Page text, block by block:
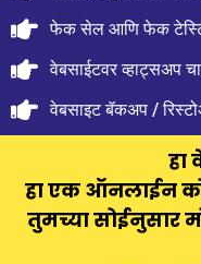
फेक सेल आणि फेक
वेबसाईटवर व्हाट्सअप
वेबसाइट बॅकअप /
हा
हा एक ऑनलाईन
तुमच्या सोईनुसार